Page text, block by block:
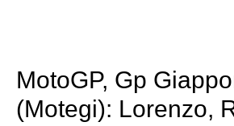
MotoGP, Gp
(Motegi): Lorenzo,